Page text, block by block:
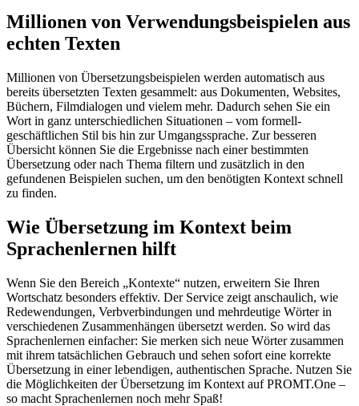
Millionen von Verwendungsbeispielen aus
echten Texten
Millionen von Übersetzungsbeispielen werden automatisch aus
bereits übersetzten Texten gesammelt: aus Dokumenten, Websites,
Büchern, Filmdialogen und vielem mehr. Dadurch sehen Sie ein
Wort in ganz unterschiedlichen Situationen – vom formell-
geschäftlichen Stil bis hin zur Umgangssprache. Zur besseren
Übersicht können Sie die Ergebnisse nach einer bestimmten
Übersetzung oder nach Thema filtern und zusätzlich in den
gefundenen Beispielen suchen, um den benötigten Kontext schnell
zu finden.
Wie Übersetzung im Kontext beim
Sprachenlernen hilft
Wenn Sie den Bereich „Kontexte“ nutzen, erweitern Sie Ihren
Wortschatz besonders effektiv. Der Service zeigt anschaulich, wie
Redewendungen, Verbverbindungen und mehrdeutige Wörter in
verschiedenen Zusammenhängen übersetzt werden. So wird das
Sprachenlernen einfacher: Sie merken sich neue Wörter zusammen
mit ihrem tatsächlichen Gebrauch und sehen sofort eine korrekte
Übersetzung in einer lebendigen, authentischen Sprache. Nutzen Sie
die Möglichkeiten der Übersetzung im Kontext auf PROMT.One –
so macht Sprachenlernen noch mehr Spaß!